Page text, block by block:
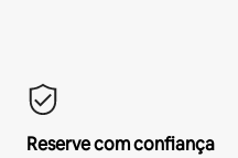
Reserve com confiança